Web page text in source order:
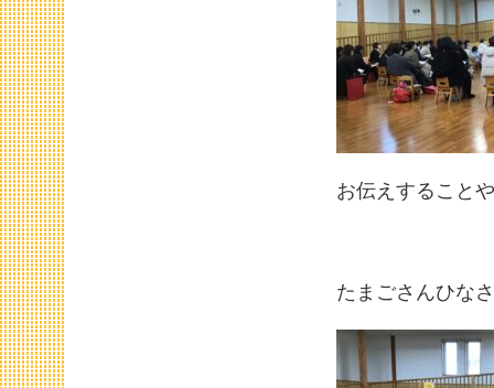
お伝えすること
たまごさんひな